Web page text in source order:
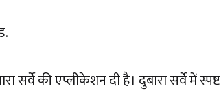
सर्वे की एप्लीकेशन दी है। दुबारा सर्वे में स्पष्ट